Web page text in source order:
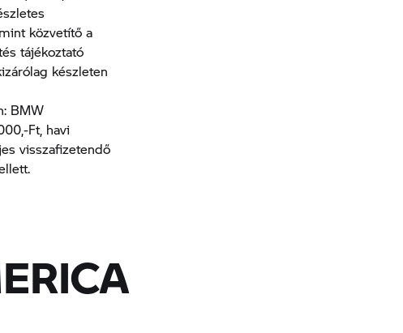
közvetítő a
tájékoztató
készleten
BMW
Ft, havi
visszafizetendő